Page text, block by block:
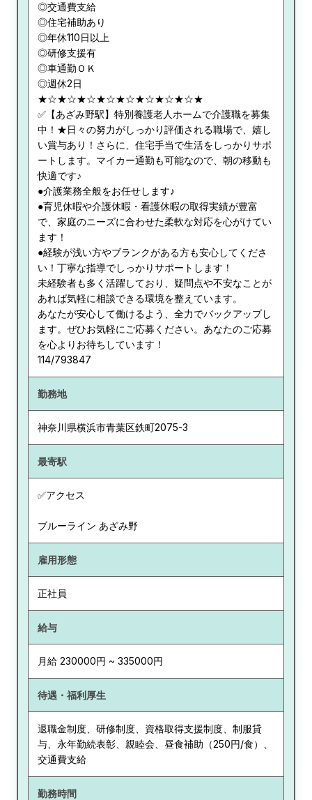
◎交通費支給
◎住宅補助あり
◎年休110日以上
◎研修支援有
◎車通勤ＯＫ
◎週休2日
★☆★☆★☆★☆★☆★☆★☆★☆★
✅【あざみ野駅】特別養護老人ホームで介護職を募集
中！★日々の努力がしっかり評価される職場で、嬉し
い賞与あり！さらに、住宅手当で生活をしっかりサポ
ートします。マイカー通勤も可能なので、朝の移動も
快適です♪
●介護業務全般をお任せします♪
●育児休暇や介護休暇・看護休暇の取得実績が豊富
で、家庭のニーズに合わせた柔軟な対応を心がけてい
ます！
●経験が浅い方やブランクがある方も安心してくださ
い！丁寧な指導でしっかりサポートします！
未経験者も多く活躍しており、疑問点や不安なことが
あれば気軽に相談できる環境を整えています。
あなたが安心して働けるよう、全力でバックアップし
ます。ぜひお気軽にご応募ください。あなたのご応募
を心よりお待ちしています！
114/793847
勤務地
神奈川県横浜市青葉区鉄町2075-3
最寄駅
✅アクセス
ブルーライン あざみ野
雇用形態
正社員
給与
月給 230000円 ~ 335000円
待遇・福利厚生
退職金制度、研修制度、資格取得支援制度、制服貸
与、永年勤続表彰、親睦会、昼食補助（250円/食）、
交通費支給
勤務時間